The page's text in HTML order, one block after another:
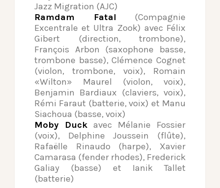
Jazz Migration (AJC)
Ramdam Fatal (Compagnie
Excentrale et Ultra Zook) avec Félix
Gibert (direction, trombone),
François Arbon (saxophone basse,
trombone basse), Clémence Cognet
(violon, trombone, voix), Romain
«Wilton» Maurel (violon, voix),
Benjamin Bardiaux (claviers, voix),
Rémi Faraut (batterie, voix) et Manu
Siachoua (basse, voix)
Moby Duck avec Mélanie Fossier
(voix), Delphine Joussein (flûte),
Rafaëlle Rinaudo (harpe), Xavier
Camarasa (fender rhodes), Frederick
Galiay (basse) et Ianik Tallet
(batterie)